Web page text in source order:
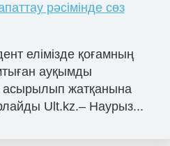
рәсімінде сөз
елімізде қоғамның
ауқымды
жатқанына
Ult.kz.– Наурыз...